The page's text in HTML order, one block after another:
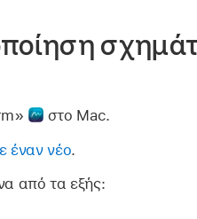
στο Mac.
έναν νέο.
από τα εξής: